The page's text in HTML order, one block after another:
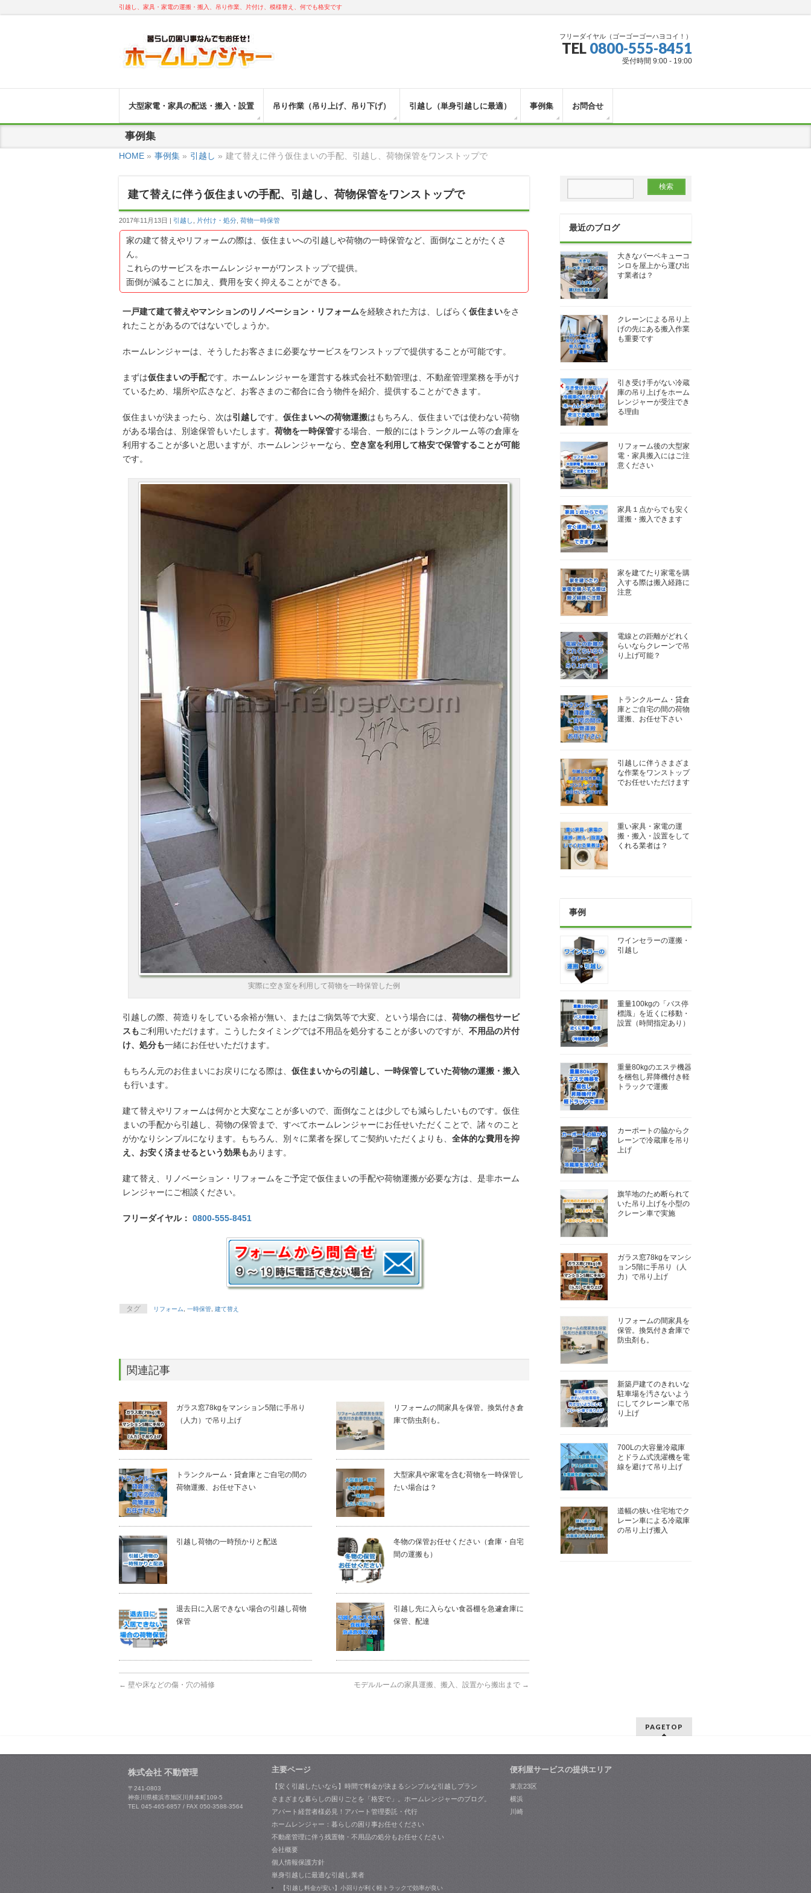
引越し、家具・家電の運搬・搬入、吊り作業、片付け、模様替え、何でも格安です
フリーダイヤル（ゴーゴーゴーハヨコイ！）
TEL 0800-555-8451
受付時間 9:00 - 19:00
大型家電・家具の配送・搬入・設置 吊り作業（吊り上げ、吊り下げ） 引越し（単身引越しに最適） 事例集 お問合せ
事例集
HOME » 事例集 » 引越し » 建て替えに伴う仮住まいの手配、引越し、荷物保管をワンストップで
建て替えに伴う仮住まいの手配、引越し、荷物保管をワンストップで
2017年11月13日 引越し 片付け・処分 荷物一時保管
家の建て替えやリフォームの際は、仮住まいへの引越しや荷物の一時保管など、面倒なことがたくさ
ん。
これらのサービスをホームレンジャーがワンストップで提供。
面倒が減ることに加え、費用を安く抑えることができる。
一戸建て建て替えやマンションのリノベーション・リフォームを経験された方は、しばらく 仮住まいをさ
れたことがあるのではないでしょうか。
ホームレンジャーは、そうしたお客さまに必要なサービスをワンストップで提供することが可能です。
まずは仮住まいの手配です。ホームレンジャーを運営する株式会社不動管理は、不動産管理業務を手がけ
ているため、場所や広さなど、お客さまのご都合に合う物件を紹介、提供することができます。
仮住まいが決まったら、次は引越しです。 仮住まいへの荷物運搬はもちろん、仮住まいでは使わない荷物
がある場合は、別途保管もいたします。 荷物を一時保管する場合、一般的にはトランクルーム等の倉庫を
利用することが多いと思いますが、ホームレンジャーなら、 空き室を利用して格安で保管することが可能
です。
実際に空き室を利用して荷物を一時保管した例
引越しの際、荷造りをしている余裕が無い、またはご病気等で大変、という場合には、 荷物の梱包サービ
スもご利用いただけます。こうしたタイミングでは不用品を処分することが多いのですが、 不用品の片付
け、処分も一緒にお任せいただけます。
もちろん元のお住まいにお戻りになる際は、 仮住まいからの引越し、一時保管していた荷物の運搬・搬入
も行います。
建て替えやリフォームは何かと大変なことが多いので、面倒なことは少しでも減らしたいものです。仮住
まいの手配から引越し、荷物の保管まで、すべてホームレンジャーにお任せいただくことで、諸々のこと
がかなりシンプルになります。もちろん、別々に業者を探してご契約いただくよりも、 全体的な費用を抑
え、お安く済ませるという効果もあります。
建て替え、リノベーション・リフォームをご予定で仮住まいの手配や荷物運搬が必要な方は、是非ホーム
レンジャーにご相談ください。
フリーダイヤル： 0800-555-8451
タグ リフォーム 一時保管 建て替え
関連記事
ガラス窓78kgをマンション5階に手吊り
（人力）で吊り上げ
リフォームの間家具を保管。換気付き倉
庫で防虫剤も。
トランクルーム・貸倉庫とご自宅の間の
荷物運搬、お任せ下さい
大型家具や家電を含む荷物を一時保管し
たい場合は？
引越し荷物の一時預かりと配送
冬物の保管お任せください（倉庫・自宅
間の運搬も）
退去日に入居できない場合の引越し荷物
保管
引越し先に入らない食器棚を急遽倉庫に
保管、配達
← 壁や床などの傷・穴の補修 モデルルームの家具運搬、搬入、設置から搬出まで →
最近のブログ
大きなバーベキューコ
ンロを屋上から運び出
す業者は？
クレーンによる吊り上
げの先にある搬入作業
も重要です
引き受け手がない冷蔵
庫の吊り上げをホーム
レンジャーが受注でき
る理由
リフォーム後の大型家
電・家具搬入にはご注
意ください
家具１点からでも安く
運搬・搬入できます
家を建てたり家電を購
入する際は搬入経路に
注意
電線との距離がどれく
らいならクレーンで吊
り上げ可能？
トランクルーム・貸倉
庫とご自宅の間の荷物
運搬、お任せ下さい
引越しに伴うさまざま
な作業をワンストップ
でお任せいただけます
重い家具・家電の運
搬・搬入・設置をして
くれる業者は？
事例
ワインセラーの運搬・
引越し
重量100kgの「バス停
標識」を近くに移動・
設置（時間指定あり）
重量80kgのエステ機器
を梱包し昇降機付き軽
トラックで運搬
カーポートの脇からク
レーンで冷蔵庫を吊り
上げ
旗竿地のため断られて
いた吊り上げを小型の
クレーン車で実施
ガラス窓78kgをマンシ
ョン5階に手吊り（人
力）で吊り上げ
リフォームの間家具を
保管。換気付き倉庫で
防虫剤も。
新築戸建てのきれいな
駐車場を汚さないよう
にしてクレーン車で吊
り上げ
700Lの大容量冷蔵庫
とドラム式洗濯機を電
線を避けて吊り上げ
道幅の狭い住宅地でク
レーン車による冷蔵庫
の吊り上げ搬入
PAGETOP
株式会社 不動管理
〒241-0803
神奈川県横浜市旭区川井本町109-5
TEL 045-465-6857 / FAX 050-3588-3564
主要ページ
【安く引越したいなら】時間で料金が決まるシンプルな引越しプラン
さまざまな暮らしの困りごとを「格安で」。ホームレンジャーのブログ。
アパート経営者様必見！アパート管理委託・代行
ホームレンジャー：暮らしの困り事お任せください
不動産管理に伴う残置物・不用品の処分もお任せください
会社概要
個人情報保護方針
単身引越しに最適な引越し業者
【引越し料金が安い】小回りが利く軽トラックで効率が良い
便利屋サービスの提供エリア
東京23区
横浜
川崎